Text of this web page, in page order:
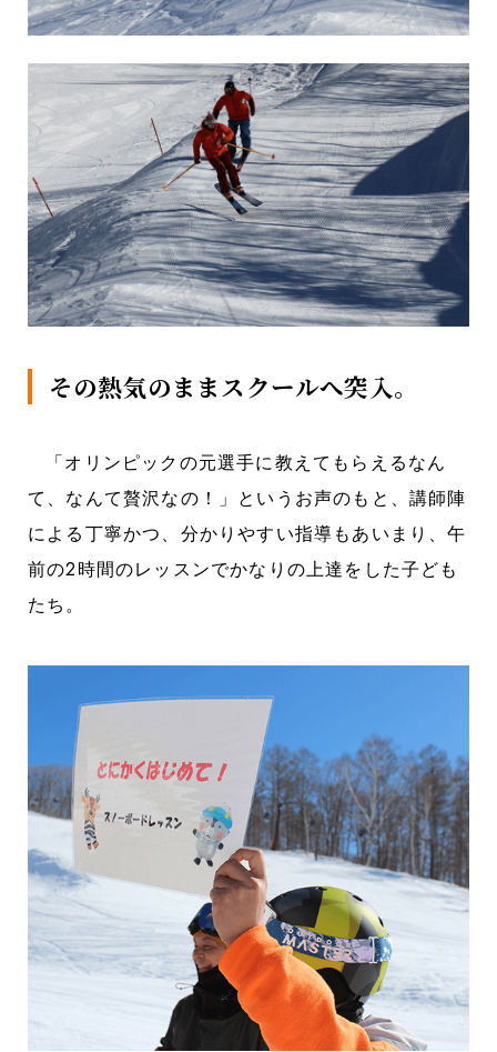
その熱気のままスクールへ突入。
「オリンピックの元選手に教えてもらえるなん
て、なんて贅沢なの！」というお声のもと、講師陣
による丁寧かつ、分かりやすい指導もあいまり、午
前の2時間のレッスンでかなりの上達をした子ども
たち。